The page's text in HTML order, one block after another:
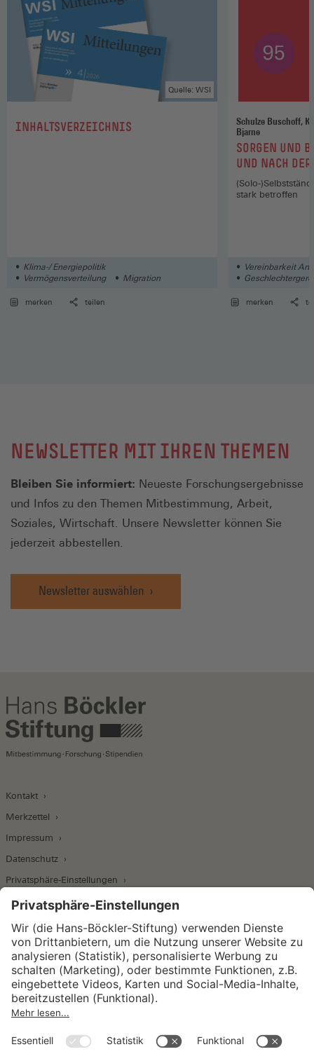
:INHALTSVERZEICHNIS
Quelle: WSI
Klima-/ Energiepolitik
Vermögensverteilung
Migration
merken teilen
Schulze Buschoff, Karin / Peters,
Bjarne
:SORGEN UND
UND NACH
(Solo-
stark betroffen
Vereinbarkeit
merken
NEWSLETTER MIT IHREN THEMEN
Bleiben Sie informiert: Neueste Forschungsergebnisse
und Infos zu den Themen Mitbestimmung, Arbeit,
Soziales, Wirtschaft. Unsere Newsletter können Sie
jederzeit abbestellen.
Newsletter auswählen
Kontakt
Merkzettel
Impressum
Datenschutz
Privatsphäre-Einstellungen
Wirtschafts- und Sozialwissenschaftliches Institut
Institut für Makroökonomie und
Konjunkturforschung